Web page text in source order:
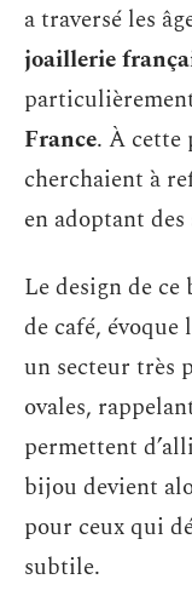
a traversé les
joaillerie
France. À cette
cherchaient à
en adoptant
Le design de
de café,
un secteur très
ovales,
permettent
bijou devient
pour ceux qui
subtile.